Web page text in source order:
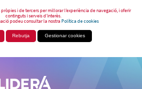
i de tercers per millorar l’experiència de navegació, i oferir
continguts i serveis d’interès.
podeu consultar la nostraPolítica de cookies
Rebutja Gestionar cookies